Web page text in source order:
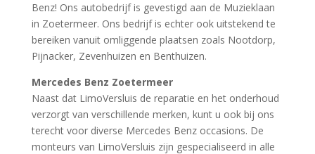
Benz! Ons autobedrijf is gevestigd aan de Muzieklaan
in Zoetermeer. Ons bedrijf is echter ook uitstekend te
bereiken vanuit omliggende plaatsen zoals Nootdorp,
Pijnacker, Zevenhuizen en Benthuizen.
Mercedes Benz Zoetermeer
Naast dat LimoVersluis de reparatie en het onderhoud
verzorgt van verschillende merken, kunt u ook bij ons
terecht voor diverse Mercedes Benz occasions. De
monteurs van LimoVersluis zijn gespecialiseerd in alle